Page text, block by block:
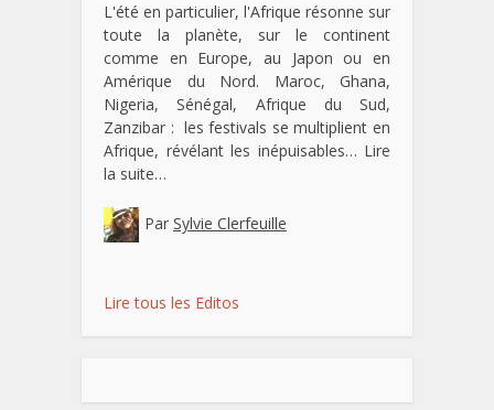
L'été en particulier, l'Afrique résonne sur
toute la planète, sur le continent
comme en Europe, au Japon ou en
Amérique du Nord. Maroc, Ghana,
Nigeria, Sénégal, Afrique du Sud,
Zanzibar : les festivals se multiplient en
Afrique, révélant les inépuisables… Lire
la suite…
Par Sylvie Clerfeuille
Lire tous les Editos